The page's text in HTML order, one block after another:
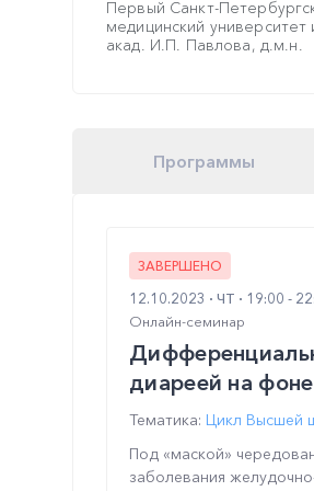
Первый Санкт-
медицинский университет
акад. И.П. Павлова, д.м.н.
Программы
ЗАВЕРШЕНО
12.10.2023 ЧТ
19:00 -
Онлайн-семинар
диареей на
Тематика: Цикл Высшей
Под «маской»
заболевания